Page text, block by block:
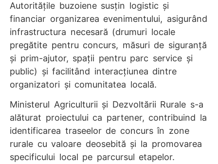
Autoritățile buzoiene susțin logistic și
financiar organizarea evenimentului, asigurând
infrastructura necesară (drumuri locale
pregătite pentru concurs, măsuri de siguranță
și prim-ajutor, spații pentru parc service și
public) și facilitând interacțiunea dintre
organizatori și comunitatea locală.
Ministerul Agriculturii și Dezvoltării Rurale s-a
alăturat proiectului ca partener, contribuind la
identificarea traseelor de concurs în zone
rurale cu valoare deosebită și la promovarea
specificului local pe parcursul etapelor.